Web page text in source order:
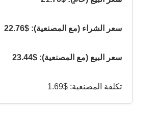
سعر الشراء (مع المصنعية): $22.76
سعر البيع (مع المصنعية): $23.44
تكلفة المصنعية: $1.69